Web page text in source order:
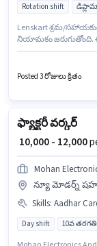
Rotation shift
Lenskart శ్రమ/
నియామకం జరుగుతోంది.
కనీసం డిప్లొమా డిగ్రీ లేదా
అనుకూలంగా ఉంటుంది.
Posted 3 రోజులు క్రితం
ఫ్యాక్టరీ వర్కర్
₹ 10,000 - 12,000
Mohan
న్యూ మోడర్న్
Skills: Aadhar
Day shift 10వ